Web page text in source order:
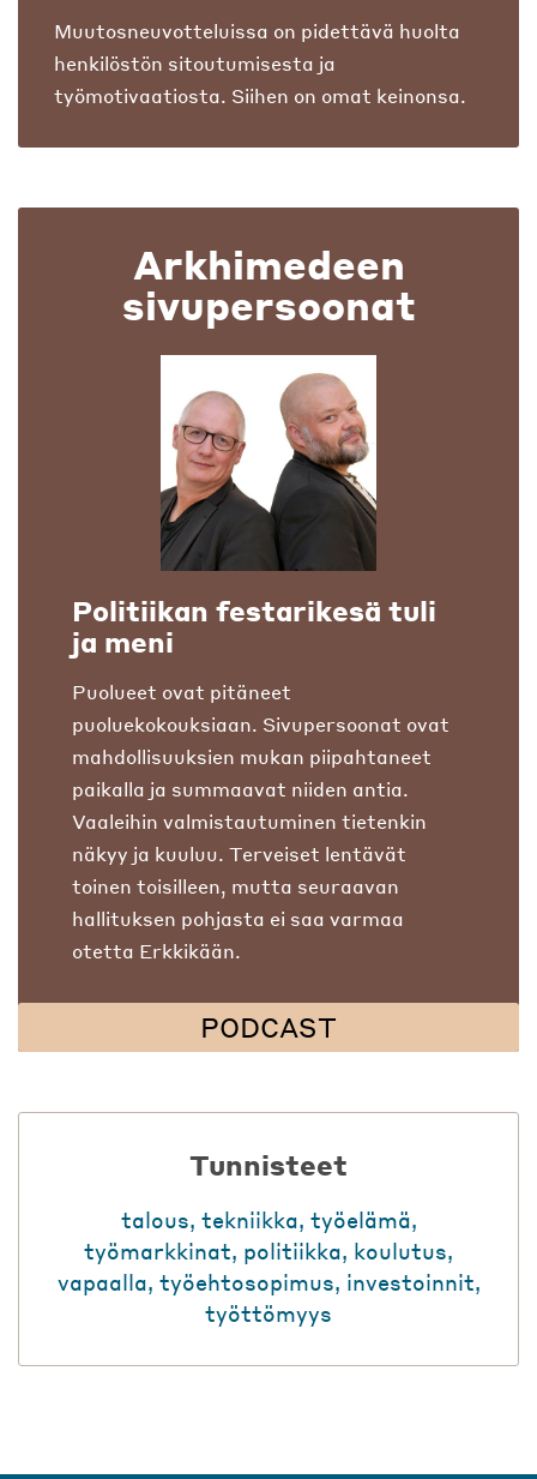
Muutosneuvotteluissa on pidettävä huolta
henkilöstön sitoutumisesta ja
työmotivaatiosta. Siihen on omat keinonsa.
Arkhimedeen
sivupersoonat
Politiikan festarikesä tuli
ja meni
Puolueet ovat pitäneet
puoluekokouksiaan. Sivupersoonat ovat
mahdollisuuksien mukan piipahtaneet
paikalla ja summaavat niiden antia.
Vaaleihin valmistautuminen tietenkin
näkyy ja kuuluu. Terveiset lentävät
toinen toisilleen, mutta seuraavan
hallituksen pohjasta ei saa varmaa
otetta Erkkikään.
PODCAST
Tunnisteet
talous, tekniikka, työelämä,
työmarkkinat, politiikka, koulutus,
vapaalla, työehtosopimus, investoinnit,
työttömyys